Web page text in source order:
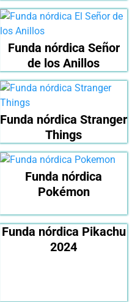
Funda nórdica Señor
de los Anillos
Funda nórdica Stranger
Things
Funda nórdica
Pokémon
Funda nórdica Pikachu
2024